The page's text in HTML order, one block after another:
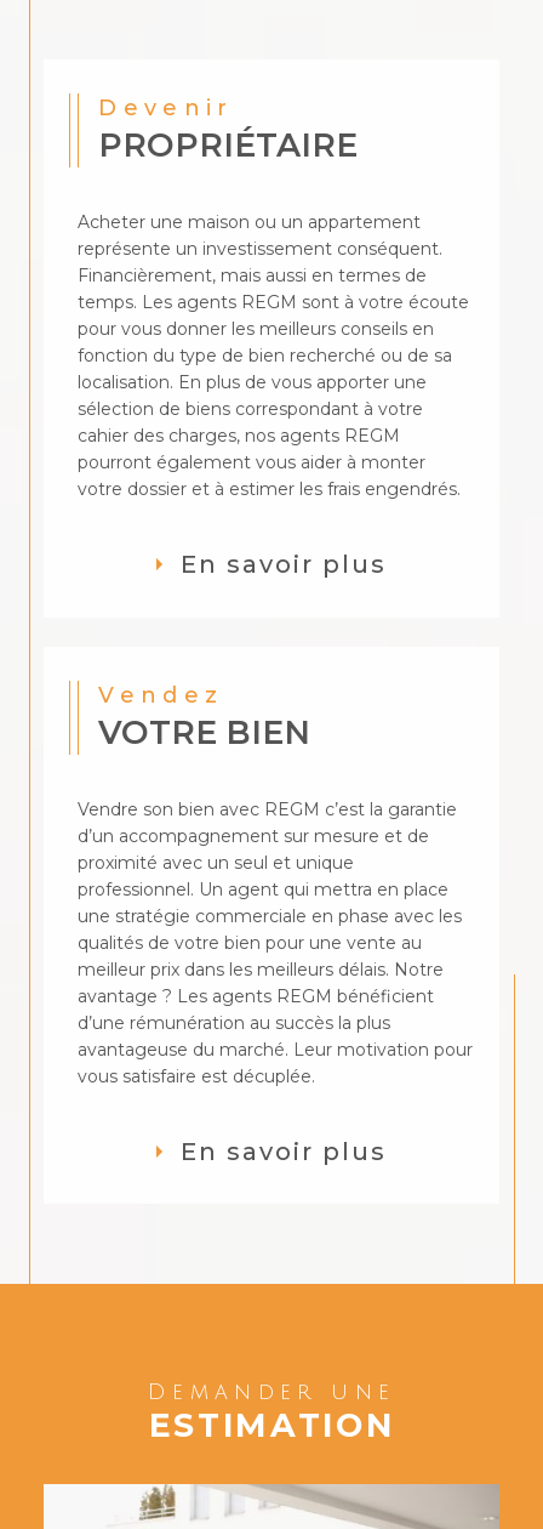
Devenir
PROPRIÉTAIRE
Acheter une maison ou un appartement
représente un investissement conséquent.
Financièrement, mais aussi en termes de
temps. Les agents REGM sont à votre écoute
pour vous donner les meilleurs conseils en
fonction du type de bien recherché ou de sa
localisation. En plus de vous apporter une
sélection de biens correspondant à votre
cahier des charges, nos agents REGM
pourront également vous aider à monter
votre dossier et à estimer les frais engendrés.
En savoir plus
Vendez
VOTRE BIEN
Vendre son bien avec REGM c’est la garantie
d’un accompagnement sur mesure et de
proximité avec un seul et unique
professionnel. Un agent qui mettra en place
une stratégie commerciale en phase avec les
qualités de votre bien pour une vente au
meilleur prix dans les meilleurs délais. Notre
avantage ? Les agents REGM bénéficient
d’une rémunération au succès la plus
avantageuse du marché. Leur motivation pour
vous satisfaire est décuplée.
En savoir plus
Demander une
ESTIMATION